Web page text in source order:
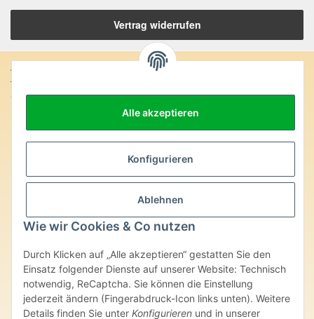
Alle akzeptieren
Konfigurieren
Ablehnen
Wie wir Cookies & Co nutzen
Durch Klicken auf „Alle akzeptieren“ gestatten Sie den
Einsatz folgender Dienste auf unserer Website: Technisch
notwendig, ReCaptcha. Sie können die Einstellung
jederzeit ändern (Fingerabdruck-Icon links unten). Weitere
Details finden Sie unter Konfigurieren und in unserer
Vertrag widerrufen
Anschrift:
SteinZeitOase
D-75391 Gechingen
Edelsteine und Mineralien werden im esoterischen Bereich
besondere Kräfte und Eigenschaften zugeordnet. Wir weisen
heilender Wirkungen (körperlich-seelisch-mental-geistig) einzelner
überlassenen Unterlagen bisher weder medizinisch anerkannt oder
wissenschaftlich nachweisbar sind. Die gemachten Angaben
beruhen ausschließlich auf Überlieferungen und langjähriger
Erfahrung. Unsere Produkte ersetzen nie den Besuch beim Arzt
oder Heilpraktiker und sind auch kein Medikamentenersatz. Auch
stellen unsere Angaben im ärztlichen Sinne keine Diagnose- oder